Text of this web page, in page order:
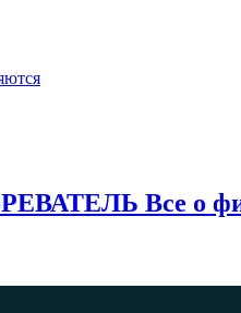
Все о